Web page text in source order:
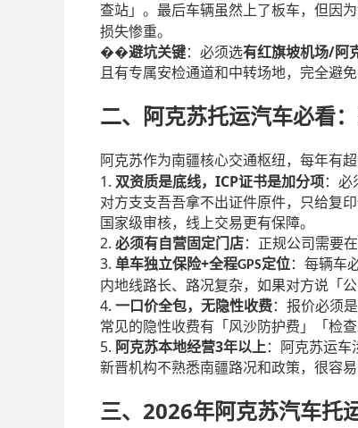
查站」。最后车辆虽然上了板车，但因
损失惨重。
��避坑关键：必须选有红旗坡机场/阿
且有专属安检通道和中转场地，完全避免
二、阿克苏托运汽车必看：
阿克苏作为南疆核心交通枢纽，每年有超
1. 双资质是底线， ICP证书是加分项 ：
对方支支吾吾拿不出证件原件，只给复
国家级审核，线上交易更有保障。
2. 必须有自营固定门店：正规公司需要
3. 单车独立保险+全程GPS定位：每辆车
内地线路长、路况复杂，如果对方说「
4. 一口价全包，无隐性收费：报价必须
常见的隐性收费有「风沙防护费」「检
5. 阿克苏本地经营3年以上 ：阿克苏运
新晋机构不熟悉南疆路况和政策，很容
三、 2026年阿克苏汽车托